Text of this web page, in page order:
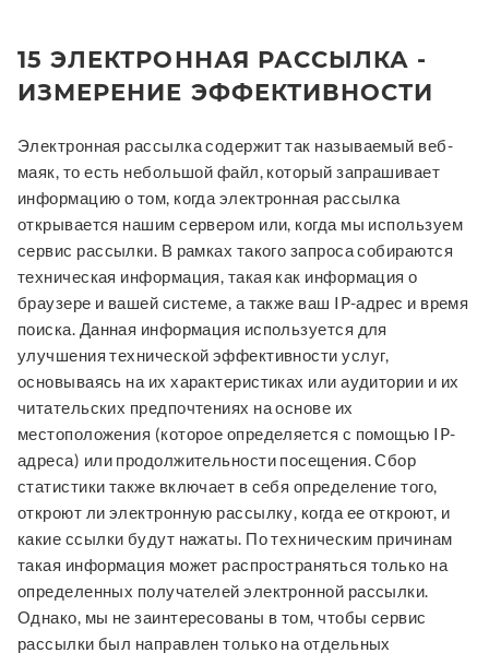
15 ЭЛЕКТРОННАЯ РАССЫЛКА -
ИЗМЕРЕНИЕ ЭФФЕКТИВНОСТИ
Электронная рассылка содержит так называемый веб-
маяк, то есть небольшой файл, который запрашивает
информацию о том, когда электронная рассылка
открывается нашим сервером или, когда мы используем
сервис рассылки. В рамках такого запроса собираются
техническая информация, такая как информация о
браузере и вашей системе, а также ваш IP-адрес и время
поиска. Данная информация используется для
улучшения технической эффективности услуг,
основываясь на их характеристиках или аудитории и их
читательских предпочтениях на основе их
местоположения (которое определяется с помощью IP-
адреса) или продолжительности посещения. Сбор
статистики также включает в себя определение того,
откроют ли электронную рассылку, когда ее откроют, и
какие ссылки будут нажаты. По техническим причинам
такая информация может распространяться только на
определенных получателей электронной рассылки.
Однако, мы не заинтересованы в том, чтобы сервис
рассылки был направлен только на отдельных